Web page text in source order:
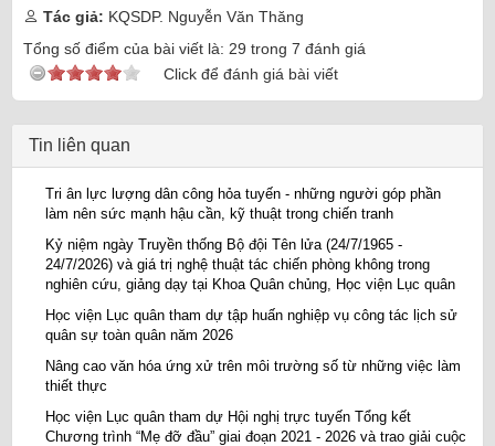
Tác giả: KQSDP. Nguyễn Văn Thăng
Tổng số điểm của bài viết là: 29 trong 7 đánh giá
Click để đánh giá bài viết
Tin liên quan
Tri ân lực lượng dân công hỏa tuyến - những người góp phần
làm nên sức mạnh hậu cần, kỹ thuật trong chiến tranh
Kỷ niệm ngày Truyền thống Bộ đội Tên lửa (24/7/1965 -
24/7/2026) và giá trị nghệ thuật tác chiến phòng không trong
nghiên cứu, giảng dạy tại Khoa Quân chủng, Học viện Lục quân
Học viện Lục quân tham dự tập huấn nghiệp vụ công tác lịch sử
quân sự toàn quân năm 2026
Nâng cao văn hóa ứng xử trên môi trường số từ những việc làm
thiết thực
Học viện Lục quân tham dự Hội nghị trực tuyến Tổng kết
Chương trình “Mẹ đỡ đầu” giai đoạn 2021 - 2026 và trao giải cuộc